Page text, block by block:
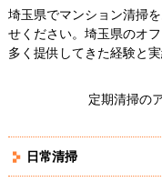
埼玉県でマンション清掃
せください。埼玉県のオ
多く提供してきた経験と
定期清掃の
日常清掃